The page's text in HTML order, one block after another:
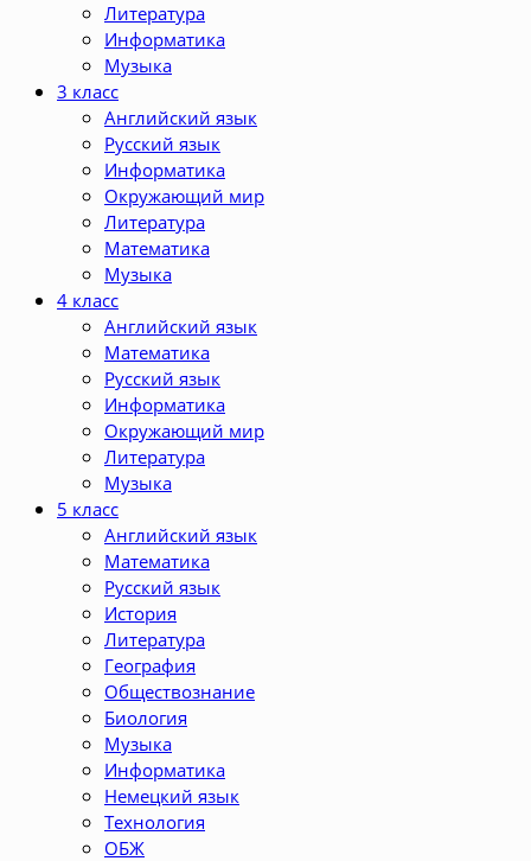
Литература
Информатика
Музыка
3 класс
Английский язык
Русский язык
Информатика
Окружающий мир
Литература
Математика
Музыка
4 класс
Английский язык
Математика
Русский язык
Информатика
Окружающий мир
Литература
Музыка
5 класс
Английский язык
Математика
Русский язык
История
Литература
География
Обществознание
Биология
Музыка
Информатика
Немецкий язык
Технология
ОБЖ